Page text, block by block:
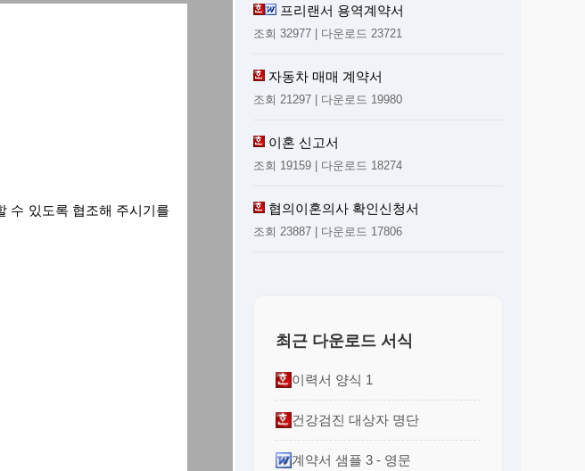
수 있도록 협조해 주시기를
프리랜서 용역계약서
조회 32977 | 다운로드 23721
자동차 매매 계약서
조회 21297 | 다운로드 19980
이혼 신고서
조회 19159 | 다운로드 18274
협의이혼의사 확인신청서
조회 23887 | 다운로드 17806
최근 다운로드 서식
이력서 양식 1
건강검진 대상자 명단
계약서 샘플 3 - 영문